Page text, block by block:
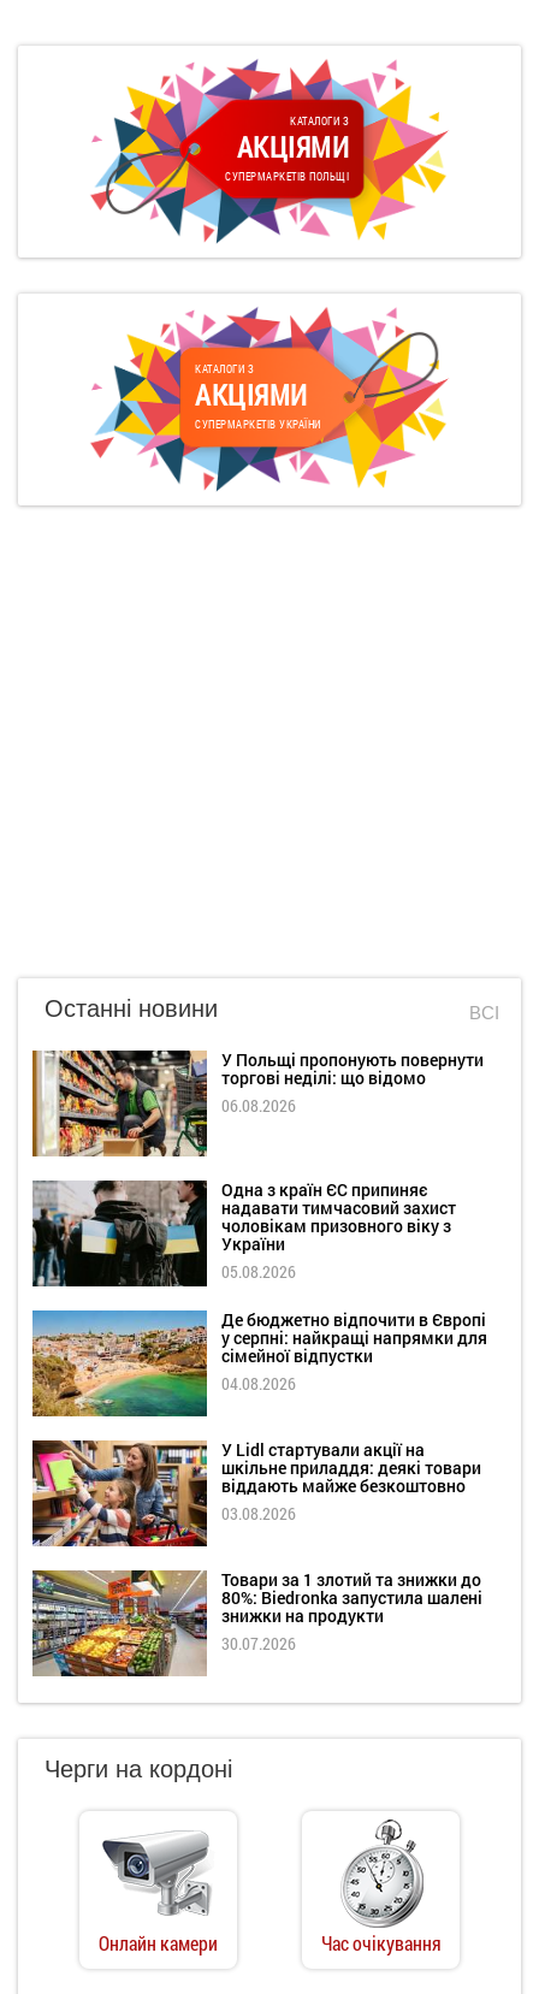
КАТАЛОГИ З
АКЦІЯМИ
СУПЕРМАРКЕТІВ ПОЛЬЩІ
КАТАЛОГИ З
АКЦІЯМИ
СУПЕРМАРКЕТІВ УКРАЇНИ
Останні новини ВСІ
У Польщі пропонують повернути
торгові неділі: що відомо
06.08.2026
Одна з країн ЄС припиняє
надавати тимчасовий захист
чоловікам призовного віку з
України
05.08.2026
Де бюджетно відпочити в Європі
у серпні: найкращі напрямки для
сімейної відпустки
04.08.2026
У Lidl стартували акції на
шкільне приладдя: деякі товари
віддають майже безкоштовно
03.08.2026
Товари за 1 злотий та знижки до
80%: Biedronka запустила шалені
знижки на продукти
30.07.2026
Черги на кордоні
Онлайн камери Час очікування